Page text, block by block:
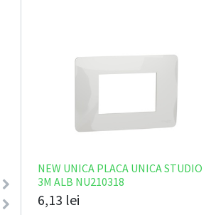
NEW UNICA PLACA UNICA STUDIO
3M ALB NU210318
6,13 lei